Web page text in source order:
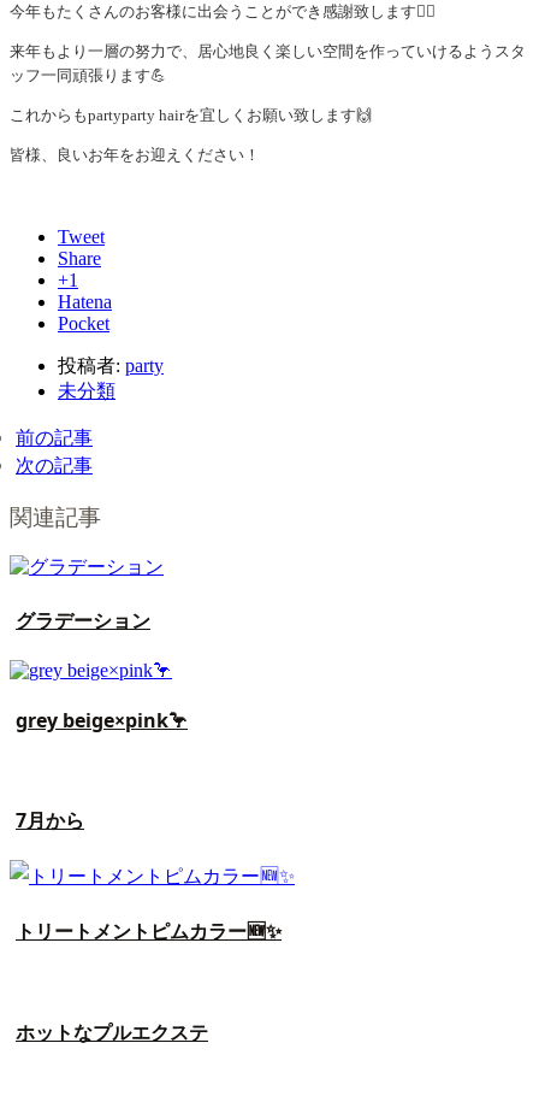
今年もたくさんのお客様に出会うことができ感謝致します🙇‍♀️
来年もより一層の努力で、居心地良く楽しい空間を作っていけるようスタ
ッフ一同頑張ります💪
これからもpartyparty hairを宜しくお願い致します🙌
皆様、良いお年をお迎えください！
Tweet
Share
+1
Hatena
Pocket
投稿者: party
未分類
前の記事
次の記事
関連記事
グラデーション
grey beige×pink🦩
7月から
トリートメントピムカラー🆕✨
ホットなプルエクステ